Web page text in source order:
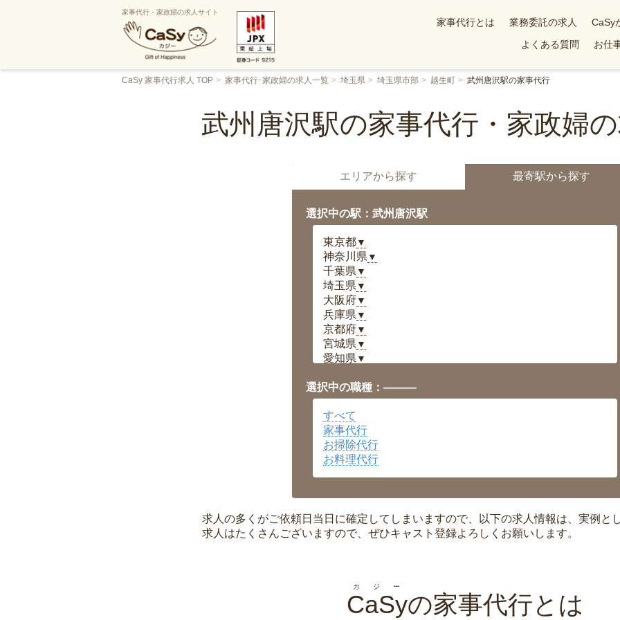
家事代行・家政婦の求人サイト
家事代行とは 業務委託の求人 CaSy
よくある質問
お仕
CaSy 家事代行求人 TOP 家事代行･家政婦の求人一覧 埼玉県 埼玉県市部 越生町 武州唐沢駅の家事代行
武州唐沢駅の家事代行・家政婦
エリアから探す 最寄駅から探す
選択中の駅：武州唐沢駅
東京都▼
神奈川県 ▼
千葉県 ▼
埼玉県 ▼
大阪府▼
兵庫県 ▼
京都府▼
宮城県 ▼
愛知県 ▼
岡山県▼
広島県▼
沖縄県
選択中の職種：———
すべて
家事代行
お掃除代行
お料理代行
求人の多くがご依頼日当日に確定してしまいますので、以下の求人情報は、実例と
求人はたくさんございますので、ぜひキャスト登録よろしくお願いします。
CaSy
カジー
の家事代行とは